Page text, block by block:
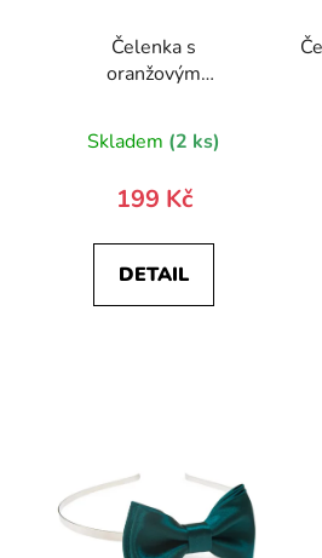
Čelenka s
oranžovým
Skladem (2 ks)
199 Kč
DETAIL